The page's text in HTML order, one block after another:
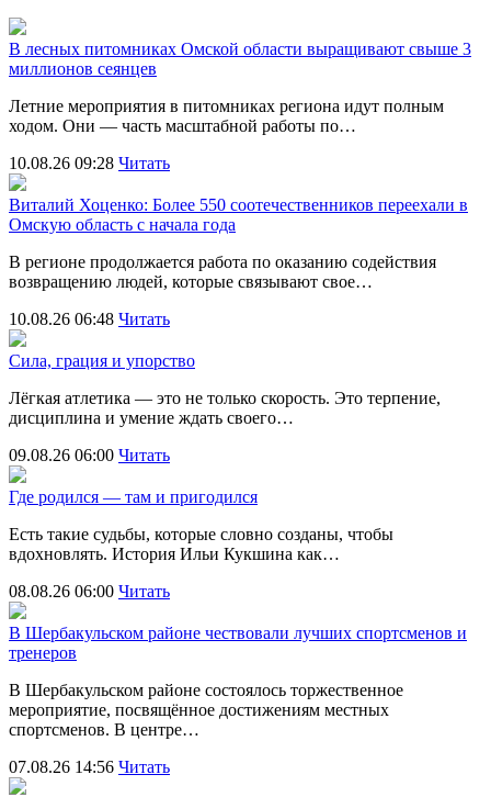
В лесных питомниках Омской области выращивают свыше 3
миллионов сеянцев
Летние мероприятия в питомниках региона идут полным
ходом. Они — часть масштабной работы по…
10.08.26 09:28 Читать
Виталий Хоценко: Более 550 соотечественников переехали в
Омскую область с начала года
В регионе продолжается работа по оказанию содействия
возвращению людей, которые связывают свое…
10.08.26 06:48 Читать
Сила, грация и упорство
Лёгкая атлетика — это не только скорость. Это терпение,
дисциплина и умение ждать своего…
09.08.26 06:00 Читать
Где родился — там и пригодился
Есть такие судьбы, которые словно созданы, чтобы
вдохновлять. История Ильи Кукшина как…
08.08.26 06:00 Читать
В Шербакульском районе чествовали лучших спортсменов и
тренеров
В Шербакульском районе состоялось торжественное
мероприятие, посвящённое достижениям местных
спортсменов. В центре…
07.08.26 14:56 Читать